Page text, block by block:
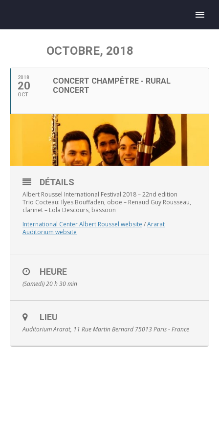
English
OCTOBRE, 2018
2018
20
OCT
CONCERT CHAMPÊTRE - RURAL
CONCERT
DÉTAILS
Albert Roussel International Festival 2018 – 22nd edition
Trio Cocteau: Ilyes Bouffaden, oboe – Renaud Guy Rousseau,
clarinet – Lola Descours, bassoon
International Center Albert Roussel website /Ararat
Auditorium website
HEURE
(Samedi) 20 h 30 min
LIEU
Auditorium Ararat, 11 Rue Martin Bernard 75013 Paris - France